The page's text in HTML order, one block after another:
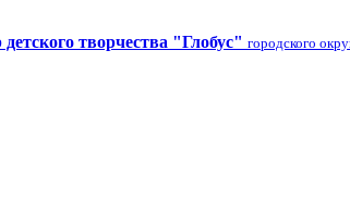
творчества "Глобус" городского